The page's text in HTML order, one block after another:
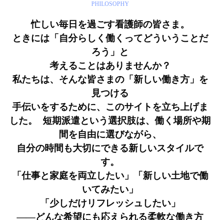
PHILOSOPHY
忙しい毎日を過ごす看護師の皆さま。
ときには「自分らしく働くってどういうことだ
ろう」と
考えることはありませんか？
私たちは、そんな皆さまの「新しい働き方」を
見つける
手伝いをするために、このサイトを立ち上げま
した。 短期派遣という選択肢は、働く場所や期
間を自由に選びながら、
自分の時間も大切にできる新しいスタイルで
す。
「仕事と家庭を両立したい」「新しい土地で働
いてみたい」
「少しだけリフレッシュしたい」
——どんな希望にも応えられる柔軟な働き方